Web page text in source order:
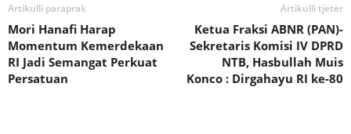
Artikulli paraprak
Mori Hanafi Harap
Momentum Kemerdekaan
RI Jadi Semangat Perkuat
Persatuan
Artikulli tjetër
Ketua Fraksi ABNR (PAN)-
Sekretaris Komisi IV DPRD
NTB, Hasbullah Muis
Konco : Dirgahayu RI ke-80